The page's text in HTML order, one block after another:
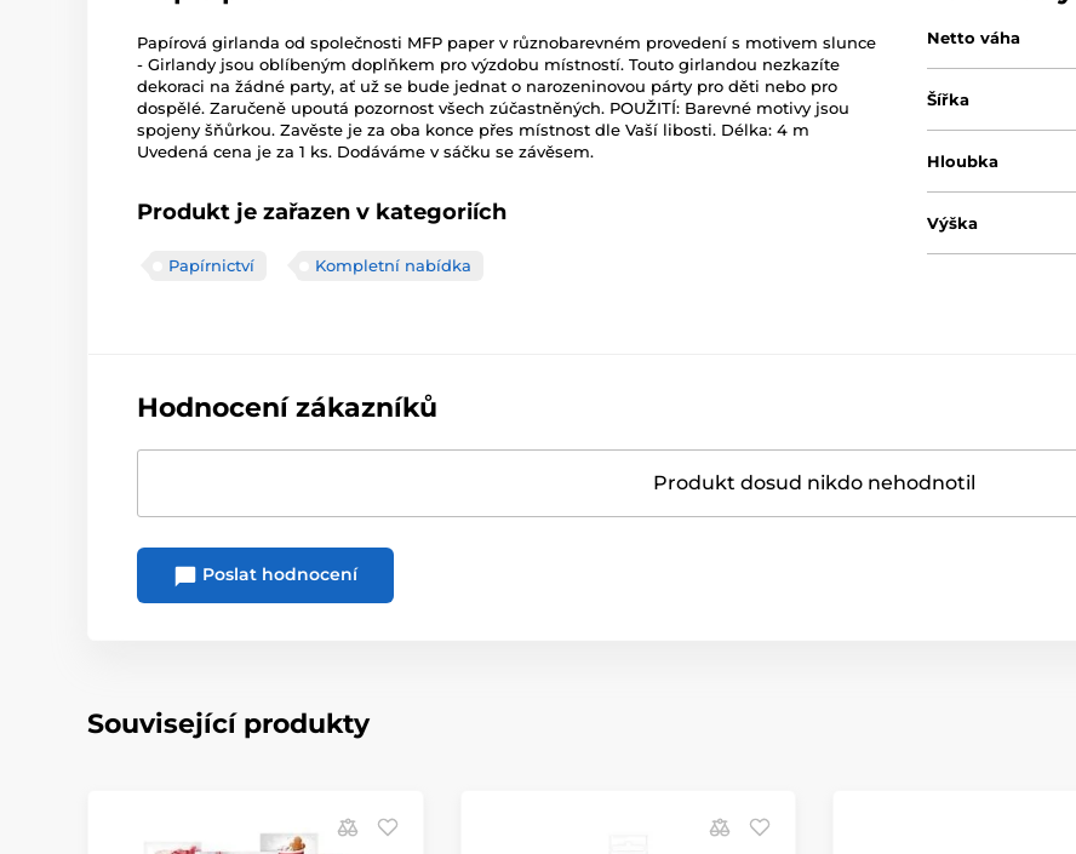
Papírová girlanda od společnosti MFP paper v různobarevném provedení s motivem slunce
- Girlandy jsou oblíbeným doplňkem pro výzdobu místností. Touto girlandou nezkazíte
dekoraci na žádné party, ať už se bude jednat o narozeninovou párty pro děti nebo pro
dospělé. Zaručeně upoutá pozornost všech zúčastněných. POUŽITÍ: Barevné motivy jsou
spojeny šňůrkou. Zavěste je za oba konce přes místnost dle Vaší libosti. Délka: 4 m
Uvedená cena je za 1 ks. Dodáváme v sáčku se závěsem.
Produkt je zařazen v kategoriích
Papírnictví Kompletní nabídka
Netto váha
Šířka
Hloubka
Výška
Hodnocení zákazníků
Produkt dosud nikdo nehodnotil
Poslat hodnocení
Související produkty